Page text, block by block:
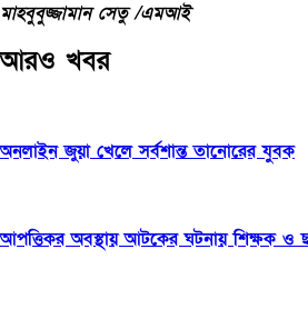
মাহবুবুজ্জামান সেতু /এমআই
আরও খবর
অনলাইন জুয়া খেলে সর্বশান্ত তানোরের যুবক
আপত্তিকর অবস্থায় আটকের ঘটনায় শিক্ষক ও